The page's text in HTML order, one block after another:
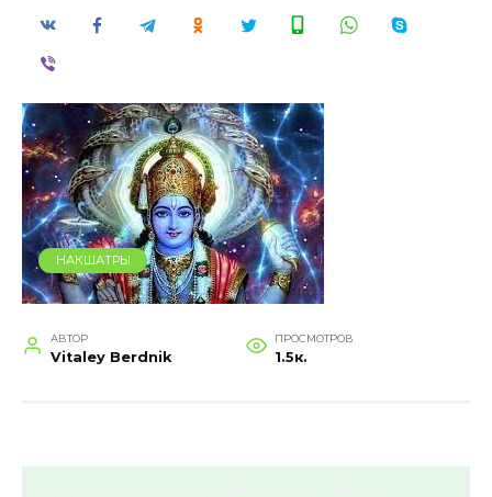
НАКШАТРЫ
АВТОР
Vitaley Berdnik
ПРОСМОТРОВ
1.5к.